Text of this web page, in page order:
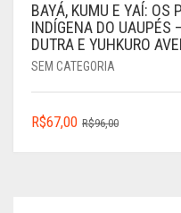
BAYÁ, KUMU E YAÍ: OS
INDÍGENA DO UAUPÉS
DUTRA E YUHKURO
SEM CATEGORIA
R$96,00O
R$67,00
O